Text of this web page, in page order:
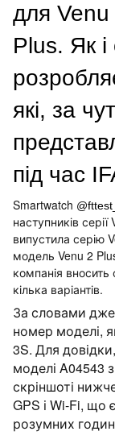
для Venu
Plus. Як і
які, за
під час
Smartwatch
наступників
випустила серію
модель Venu 2
компанія
кілька варіантів.
За словами
номер моделі,
3S. Для довідки,
моделі A04543
скріншоті
GPS і Wi-Fi, що
розумних